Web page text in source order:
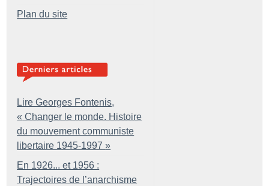
Plan du site
Lire Georges Fontenis,
« Changer le monde. Histoire
du mouvement communiste
libertaire 1945-1997 »
En 1926... et 1956 :
Trajectoires de l’anarchisme